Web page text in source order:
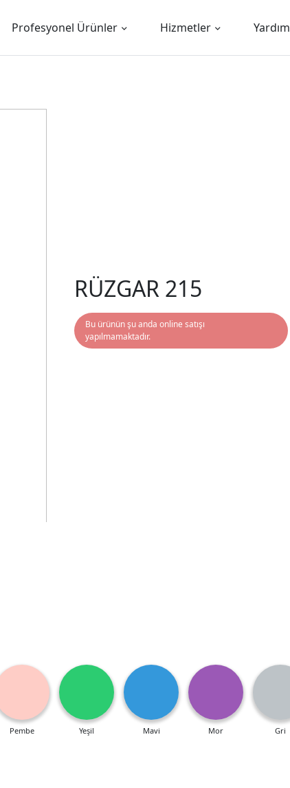
Profesyonel Ürünler Hizmetler Yardım
RÜZGAR 215
Bu ürünün şu anda online satışı
yapılmamaktadır.
Pembe Yeşil Mavi Mor Gri